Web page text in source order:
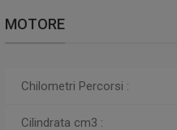
MOTORE
Chilometri Percorsi :
Cilindrata cm3 :